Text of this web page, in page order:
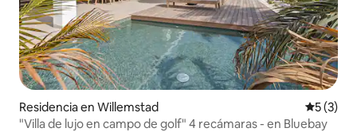
Residencia en Willemstad
5 (3)
"Villa de lujo en campo de golf" 4 recámaras - en Bluebay